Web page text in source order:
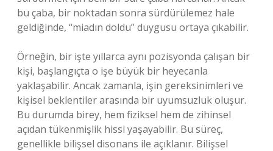
bu çaba, bir noktadan sonra sürdürülemez hale
geldiğinde, “miadın doldu” duygusu ortaya çıkabilir.
Örneğin, bir işte yıllarca aynı pozisyonda çalışan bir
kişi, başlangıçta o işe büyük bir heyecanla
yaklaşabilir. Ancak zamanla, işin gereksinimleri ve
kişisel beklentiler arasında bir uyumsuzluk oluşur.
Bu durumda birey, hem fiziksel hem de zihinsel
açıdan tükenmişlik hissi yaşayabilir. Bu süreç,
genellikle bilişsel disonans ile açıklanır. Bilişsel